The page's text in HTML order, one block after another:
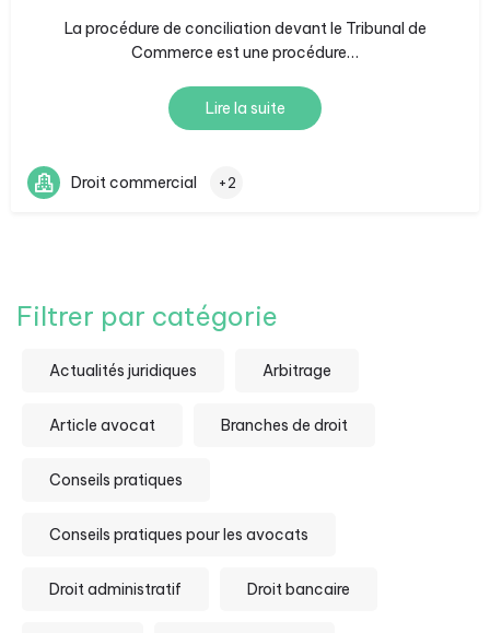
La procédure de conciliation devant le Tribunal de
Commerce est une procédure…
Lire la suite
Droit commercial +2
Filtrer par catégorie
Actualités juridiques Arbitrage
Article avocat Branches de droit
Conseils pratiques
Conseils pratiques pour les avocats
Droit administratif Droit bancaire